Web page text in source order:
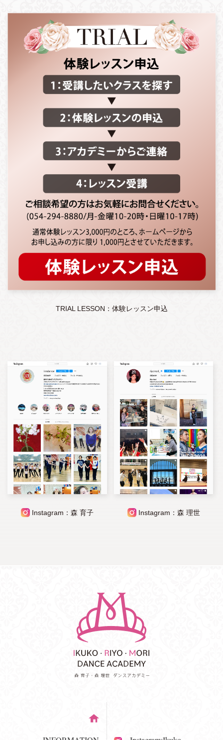
TRIAL LESSON：体験レッスン申込
Instagram：森 育子 Instagram：森 理世